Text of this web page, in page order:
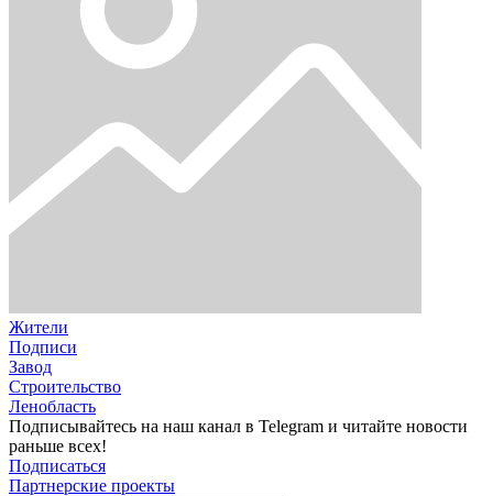
Жители
Подписи
Завод
Строительство
Ленобласть
Подписывайтесь на наш канал в Telegram и читайте новости
раньше всех!
Подписаться
Партнерские проекты